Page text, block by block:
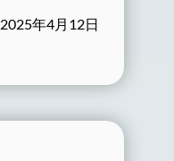
2025年4月12日